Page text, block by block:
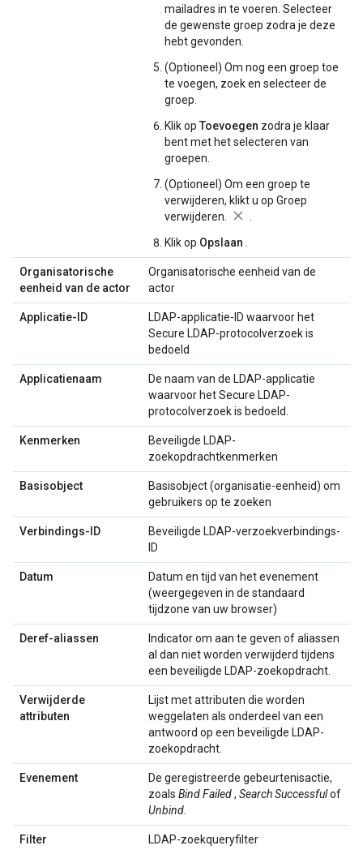
mailadres in te voeren. Selecteer
de gewenste groep zodra je deze
hebt gevonden.
(Optioneel) Om nog een groep toe
te voegen, zoek en selecteer de
groep.
Klik op Toevoegen zodra je klaar
bent met het selecteren van
groepen.
(Optioneel) Om een ​​groep te
verwijderen, klikt u op Groep
verwijderen.
Klik op Opslaan
Organisatorische
eenheid van de actor
Organisatorische eenheid van de
actor
Applicatie-ID
LDAP-applicatie-ID waarvoor het
Secure LDAP-protocolverzoek is
bedoeld
Applicatienaam
De naam van de LDAP-applicatie
waarvoor het Secure LDAP-
protocolverzoek is bedoeld.
Kenmerken
Beveiligde LDAP-
zoekopdrachtkenmerken
Basisobject
Basisobject (organisatie-eenheid) om
gebruikers op te zoeken
Verbindings-ID
Beveiligde LDAP-verzoekverbindings-
ID
Datum
Datum en tijd van het evenement
(weergegeven in de standaard
tijdzone van uw browser)
Deref-aliassen
Indicator om aan te geven of aliassen
al dan niet worden verwijderd tijdens
een beveiligde LDAP-zoekopdracht.
Verwijderde
attributen
Lijst met attributen die worden
weggelaten als onderdeel van een
antwoord op een beveiligde LDAP-
zoekopdracht.
Evenement
De geregistreerde gebeurtenisactie,
zoals Bind Failed, Search Successfulof
Unbind.
Filter LDAP-zoekqueryfilter